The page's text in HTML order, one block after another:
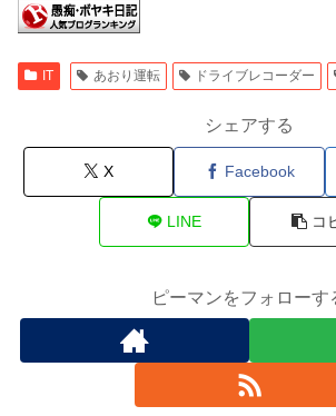
IT あおり運転 ドライブレコーダー
シェアする
X Facebook
LINE コ
ピーマンをフォローす